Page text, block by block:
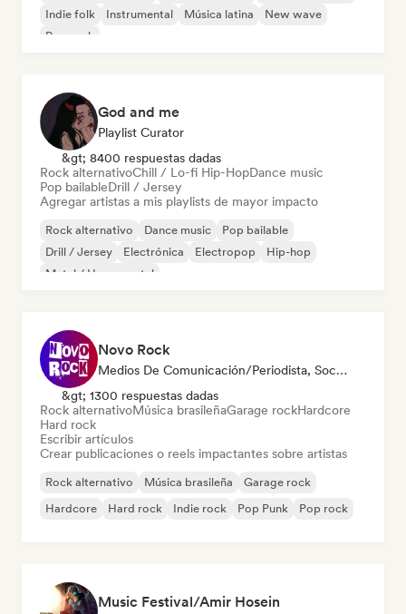
Indie folk
Instrumental Música latina
New wave
Pop rock
God and me
Playlist Curator
&gt; 8400 respuestas dadas
Rock alternativoChill / Lo-fi Hip-HopDance music
Pop bailableDrill / Jersey
Agregar artistas a mis playlists de mayor impacto
Rock alternativo Dance music
Pop bailable
Drill / Jersey
Electrónica Electropop
Hip-hop
Metal / Heavy metal
Novo Rock
Medios De Comunicación/Periodista, Social Media Influencer
&gt; 1300 respuestas dadas
Rock alternativoMúsica brasileñaGarage rockHardcore
Hard rock
Escribir artículos
Crear publicaciones o reels impactantes sobre artistas
Rock alternativo Música brasileña
Garage rock
Hardcore
Hard rock Indie rock Pop Punk Pop rock
Music Festival/Amir Hosein